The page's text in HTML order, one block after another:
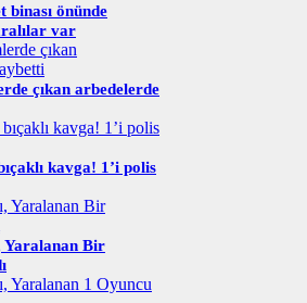
binası önünde
var
çıkan arbedelerde
kavga! 1’i polis
Yaralanan Bir